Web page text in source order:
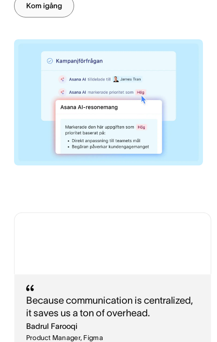
Kom igång
Because communication is centralized,
it saves us a ton of overhead.
Badrul Farooqi
Product Manager, Figma